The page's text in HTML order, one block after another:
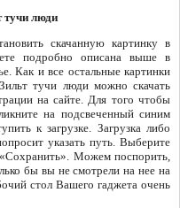
тучи люди
скачанную картинку в
подробно описана выше в
Как и все остальные картинки
тучи люди можно скачать
на сайте. Для того чтобы
на подсвеченный синим
к загрузке. Загрузка либо
указать путь. Выберите
Можем поспорить,
бы вы не смотрели на нее на
стол Вашего гаджета очень